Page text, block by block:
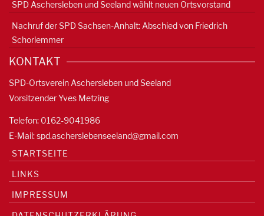
SPD Aschersleben und Seeland wählt neuen Ortsvorstand
Nachruf der SPD Sachsen-Anhalt: Abschied von Friedrich
Schorlemmer
KONTAKT
SPD-Ortsverein Aschersleben und Seeland
Vorsitzender Yves Metzing
Telefon: 0162-9041986
E-Mail:spd.ascherslebenseeland@gmail.com
STARTSEITE
LINKS
IMPRESSUM